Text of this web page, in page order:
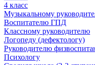
4 класс
Музыкальному
Воспитателю ГПД
Классному руководителю
Логопеду (дефектологу)
Руководителю
Психологу